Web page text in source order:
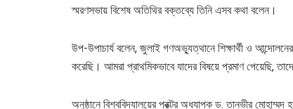
স্মরণসভায় বিশেষ অতিথির বক্তব্যে তিনি এসব কথা বলেন।
উপ-উপাচার্য বলেন, জুলাই গণঅভ্যুত্থানে শিক্ষার্থী ও
করেছি। আমরা প্রাথমিকভাবে যাদের বিষয়ে প্রমাণ পেয়েছি,
অনুষ্ঠানে বিশ্ববিদ্যালয়ের প্রক্টর অধ্যাপক ড. তানভীর